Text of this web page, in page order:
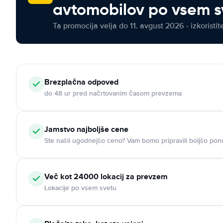
avtomobilov po vsem
Ta promocija velja do 11. avgust 2026 -
Brezplačna odpoved
do 48 ur pred načrtovanim časom prevzema
Jamstvo najboljše cene
Ste našli ugodnejšo ceno? Vam bomo pripravili boljšo
Več kot 24000 lokacij za prevzem
Lokacije po vsem svetu